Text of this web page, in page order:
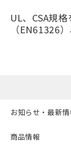
UL、CSA規
（EN61326
お知らせ・最新
商品情報